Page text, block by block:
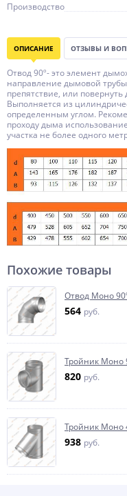
Производство
ОПИСАНИЕ ОТЗЫВЫ И
Отвод 90º- это элемент
направление дымовой
препятствие, или
Выполняется из
определенным углом.
проходу дыма
участка не более одного
Похожие товары
Отвод Моно
564 руб.
Тройник Моно
820 руб.
Тройник Моно
938 руб.